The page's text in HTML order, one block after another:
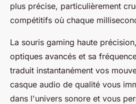
plus précise, particulièrement
compétitifs où chaque
La souris gaming haute
optiques avancés et sa
traduit instantanément vos
casque audio de qualité vous
dans l'univers sonore et vous